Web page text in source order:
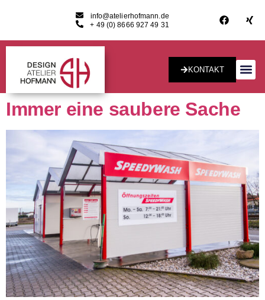
info@atelierhofmann.de
+ 49 (0) 8666 927 49 31
KONTAKT
Immer eine saubere Sache